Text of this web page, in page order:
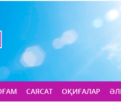
САЯСАТ ОҚИҒАЛАР